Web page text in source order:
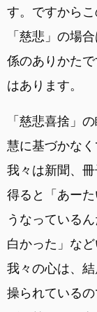
す。ですから
「慈悲」の場
係のありかた
はあります。
「慈悲喜捨」
慧に基づかなく
我々は新聞、
得ると「あー
うなっている
白かった」な
我々の心は、
操られている